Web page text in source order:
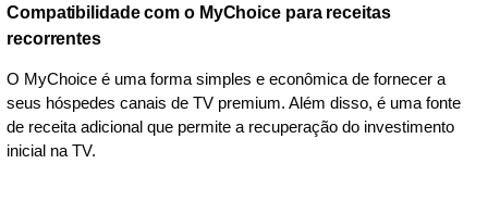
Compatibilidade com o MyChoice para receitas
recorrentes
O MyChoice é uma forma simples e econômica de fornecer a
seus hóspedes canais de TV premium. Além disso, é uma fonte
de receita adicional que permite a recuperação do investimento
inicial na TV.